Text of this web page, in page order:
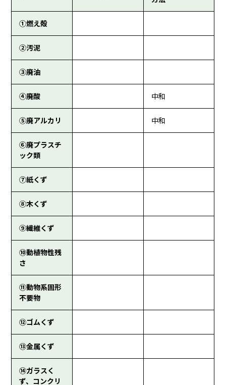
①燃え殻
②汚泥
③廃油
④廃酸 中和
⑤廃アルカリ 中和
⑥廃プラスチ
ック類
⑦紙くず
⑧木くず
⑨繊維くず
⑩動植物性残
さ
⑪動物系固形
不要物
⑫ゴムくず
⑬金属くず
⑭ガラスく
ず、コンクリ